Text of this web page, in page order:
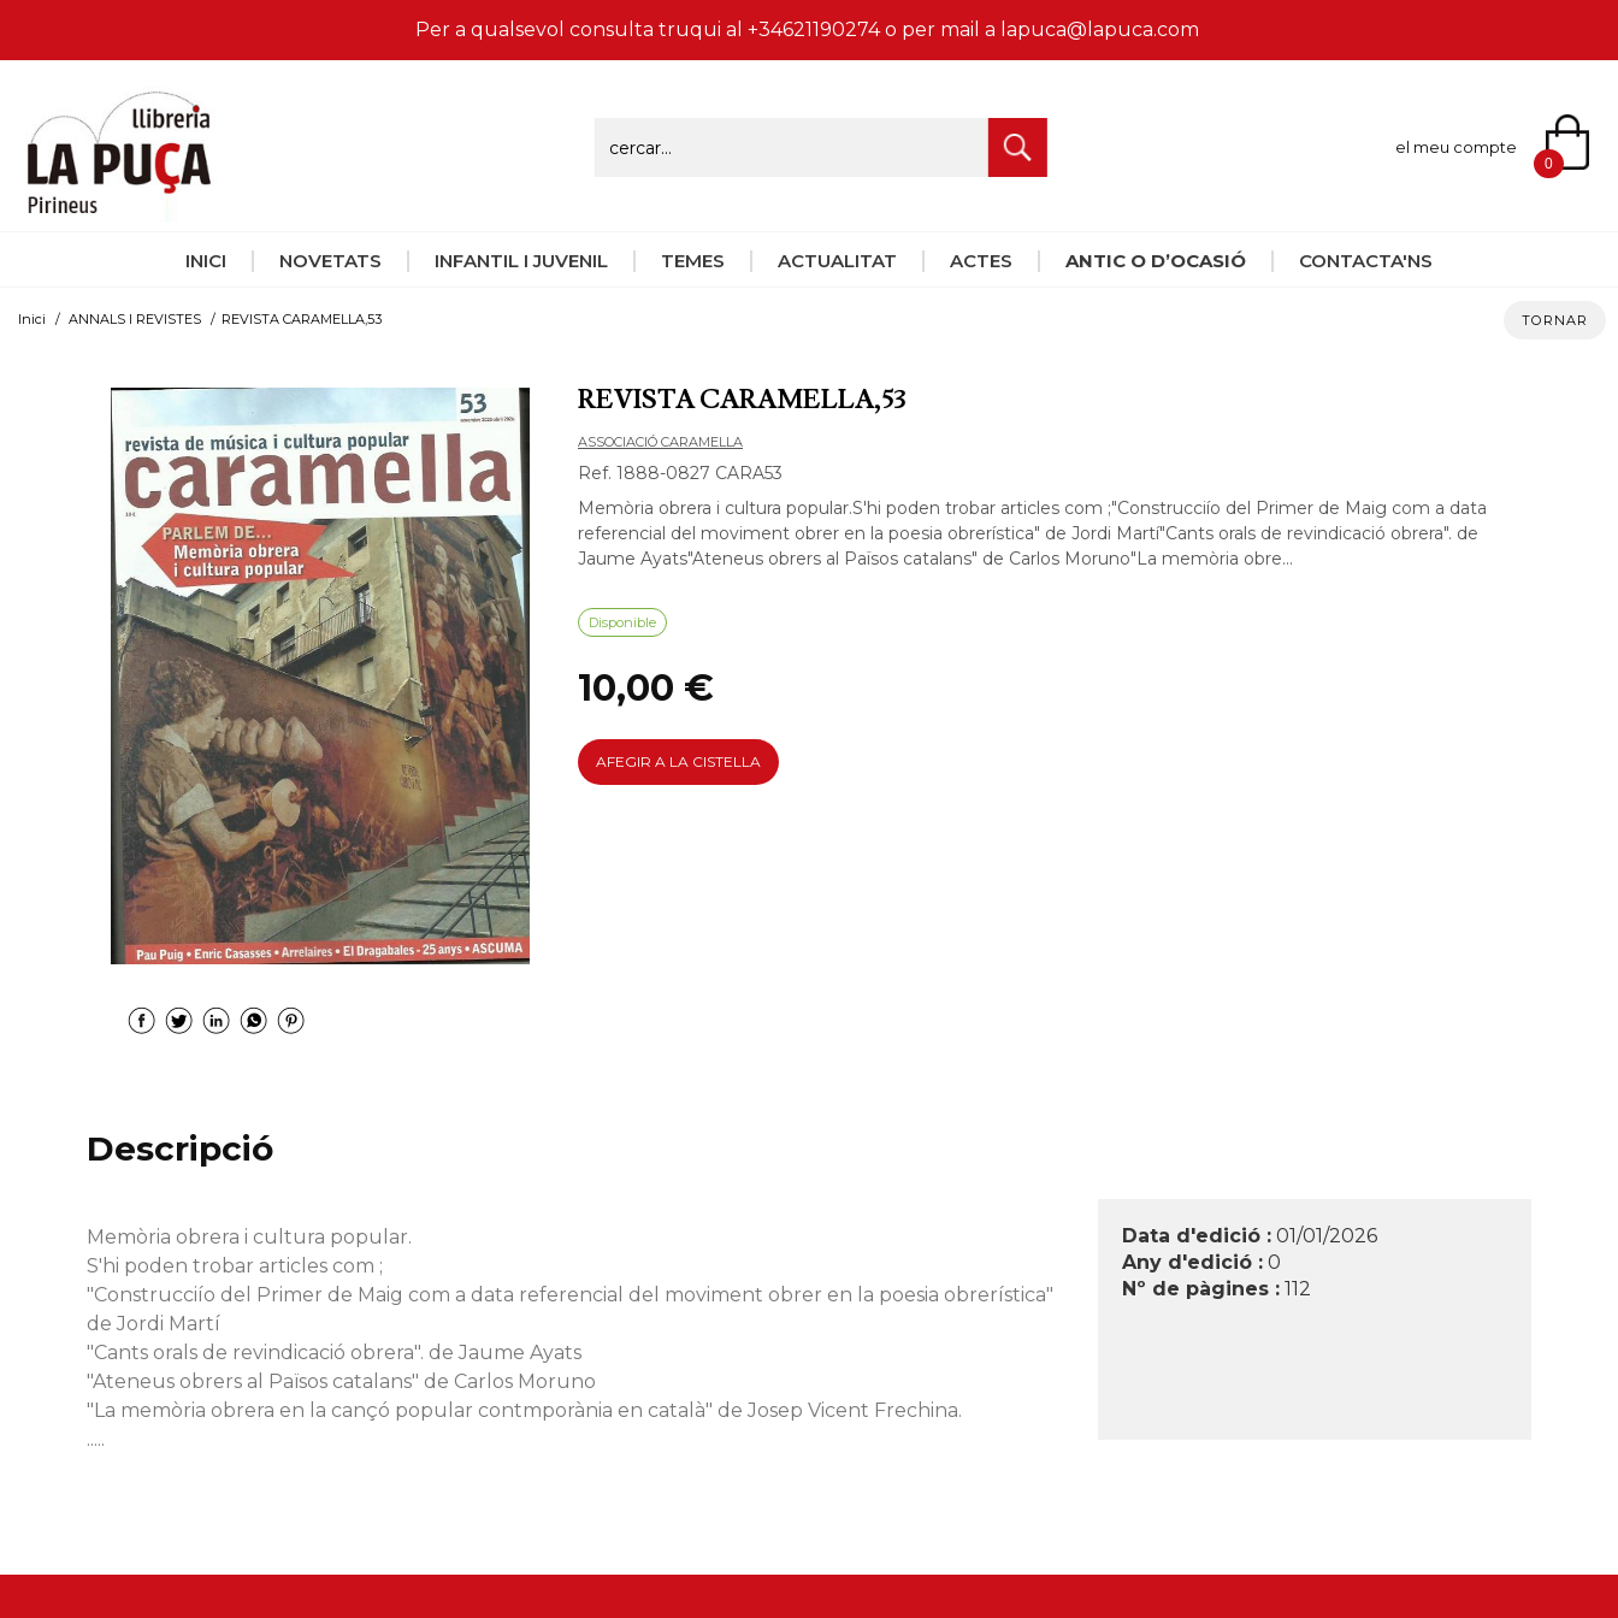
Per a qualsevol consulta truqui al +34621190274 o per mail a lapuca@lapuca.com
el meu compte
0
INICI NOVETATS INFANTIL I JUVENIL TEMES ACTUALITAT ACTES ANTIC O D’OCASIÓ CONTACTA'NS
Inici / ANNALS I REVISTES / REVISTA CARAMELLA,53 TORNAR
REVISTA CARAMELLA,53
ASSOCIACIÓ CARAMELLA
Ref. 1888-0827 CARA53
Memòria obrera i cultura popular.S'hi poden trobar articles com ;"Construcciío del Primer de Maig com a data
referencial del moviment obrer en la poesia obrerística" de Jordi Martí"Cants orals de revindicació obrera". de
Jaume Ayats"Ateneus obrers al Països catalans" de Carlos Moruno"La memòria obre...
Disponible
10,00 €
AFEGIR A LA CISTELLA
Descripció
Data d'edició : 01/01/2026
Any d'edició : 0
Nº de pàgines : 112
Memòria obrera i cultura popular.
S'hi poden trobar articles com ;
"Construcciío del Primer de Maig com a data referencial del moviment obrer en la poesia obrerística"
de Jordi Martí
"Cants orals de revindicació obrera". de Jaume Ayats
"Ateneus obrers al Països catalans" de Carlos Moruno
"La memòria obrera en la cançó popular contmporània en català" de Josep Vicent Frechina.
.....